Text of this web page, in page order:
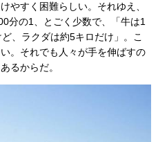
やすく困難らしい。それゆえ、
分の1、とごく少数で、「牛は1
、ラクダは約5キロだけ」。こ
。それでも人々が手を伸ばすの
るからだ。